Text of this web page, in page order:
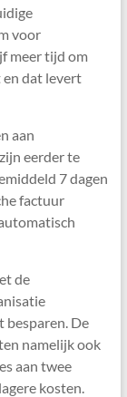
voor
meer tijd om
dat levert
aan
eerder te
7 dagen
factuur
de
besparen. De
namelijk ook
aan twee
kosten.